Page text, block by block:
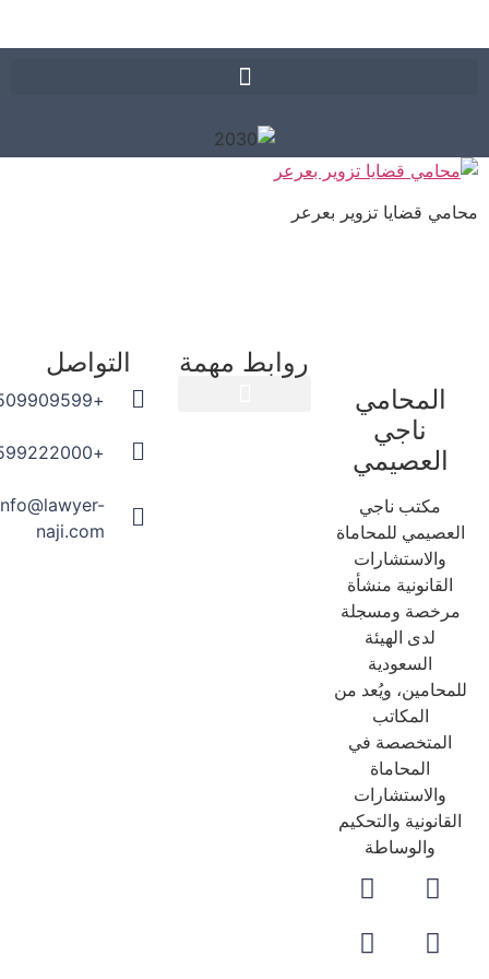
قضايا تزوير بعرعر
المحامي
ناجي
العصيمي
مكتب ناجي
للمحاماة
والاستشارات
منشأة
ومسجلة
لدى الهيئة
السعودية
ويُعد من
المكاتب
المتخصصة في
المحاماة
والاستشارات
والتحكيم
والوساطة
روابط مهمة التواصل
info@lawyer-
naji.com